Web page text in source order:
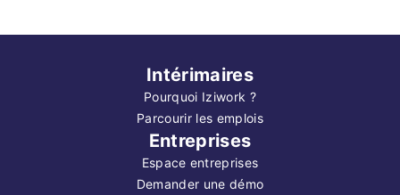
Intérimaires
Pourquoi Iziwork ?
Parcourir les emplois
Entreprises
Espace entreprises
Demander une démo